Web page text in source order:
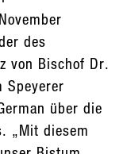
des
von Bischof Dr.
Speyerer
über die
„Mit diesem